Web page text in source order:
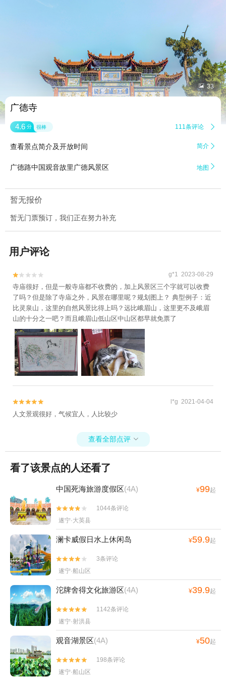
 33
广德寺
4.6 分 很棒 111条评论 
查看景点简介及开放时间 简介 
广德路中国观音故里广德风景区 地图 
暂无报价
暂无门票预订，我们正在努力补充
用户评论

 g*1 2023-08-29
寺庙很好，但是一般寺庙都不收费的，加上风景区三个字就可以收费
了吗？但是除了寺庙之外，风景在哪里呢？规划图上？ 典型例子：近
比灵泉山，这里的自然风景比得上吗？远比峨眉山，这里更不及峨眉
山的十分之一吧？而且峨眉山低山区中山区都早就免票了

 l*g 2021-04-04
人文景观很好，气候宜人，人比较少
查看全部点评 
看了该景点的人还看了
中国死海旅游度假区(4A) ¥99起


1044条评论
遂宁·大英县
澜卡威假日水上休闲岛 ¥59.9起


3条评论
遂宁·船山区
沱牌舍得文化旅游区(4A) ¥39.9起


1142条评论
遂宁·射洪县
观音湖景区(4A) ¥50起


198条评论
遂宁·船山区